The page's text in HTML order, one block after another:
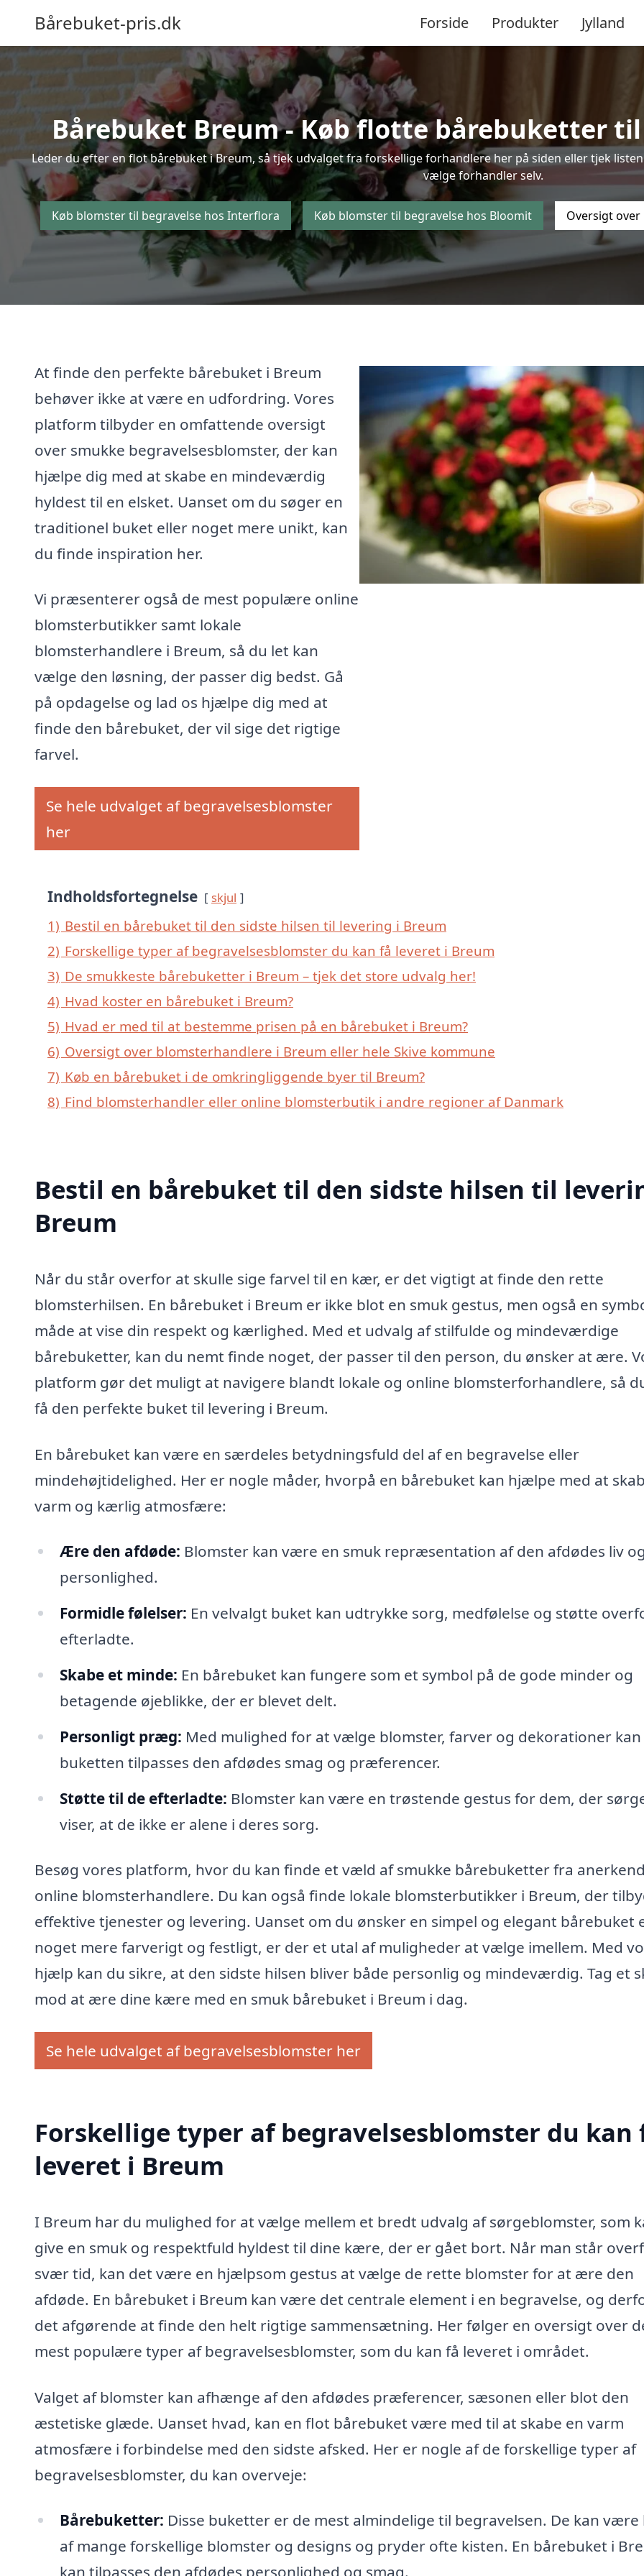
Bårebuket-pris.dk Forside Produkter Jylland
Bårebuket Breum - Køb flotte bårebuketter
Leder du efter en flot bårebuket i Breum, så tjek udvalget fra forskellige forhandlere her på siden eller tjek
vælge forhandler selv.
Køb blomster til begravelse hos Interflora Køb blomster til begravelse hos Bloomit Oversigt
At finde den perfekte bårebuket i Breum
behøver ikke at være en udfordring. Vores
platform tilbyder en omfattende oversigt
over smukke begravelsesblomster, der kan
hjælpe dig med at skabe en mindeværdig
hyldest til en elsket. Uanset om du søger en
traditionel buket eller noget mere unikt, kan
du finde inspiration her.
Vi præsenterer også de mest populære online
blomsterbutikker samt lokale
blomsterhandlere i Breum, så du let kan
vælge den løsning, der passer dig bedst. Gå
på opdagelse og lad os hjælpe dig med at
finde den bårebuket, der vil sige det rigtige
farvel.
Se hele udvalget af begravelsesblomster
her
Indholdsfortegnelse skjul
1) Bestil en bårebuket til den sidste hilsen til levering i Breum
2) Forskellige typer af begravelsesblomster du kan få leveret i Breum
3) De smukkeste bårebuketter i Breum – tjek det store udvalg her!
4) Hvad koster en bårebuket i Breum?
5) Hvad er med til at bestemme prisen på en bårebuket i Breum?
6) Oversigt over blomsterhandlere i Breum eller hele Skive kommune
7) Køb en bårebuket i de omkringliggende byer til Breum?
8) Find blomsterhandler eller online blomsterbutik i andre regioner af Danmark
Bestil en bårebuket til den sidste hilsen til
Breum
Når du står overfor at skulle sige farvel til en kær, er det vigtigt at finde den rette
blomsterhilsen. En bårebuket i Breum er ikke blot en smuk gestus, men også en
måde at vise din respekt og kærlighed. Med et udvalg af stilfulde og mindeværdige
bårebuketter, kan du nemt finde noget, der passer til den person, du ønsker at ære.
platform gør det muligt at navigere blandt lokale og online blomsterforhandlere, så
få den perfekte buket til levering i Breum.
En bårebuket kan være en særdeles betydningsfuld del af en begravelse eller
mindehøjtidelighed. Her er nogle måder, hvorpå en bårebuket kan hjælpe med at
varm og kærlig atmosfære:
Ære den afdøde: Blomster kan være en smuk repræsentation af den afdødes liv
personlighed.
Formidle følelser: En velvalgt buket kan udtrykke sorg, medfølelse og støtte
efterladte.
Skabe et minde: En bårebuket kan fungere som et symbol på de gode minder og
betagende øjeblikke, der er blevet delt.
Personligt præg: Med mulighed for at vælge blomster, farver og dekorationer kan
buketten tilpasses den afdødes smag og præferencer.
Støtte til de efterladte: Blomster kan være en trøstende gestus for dem, der
viser, at de ikke er alene i deres sorg.
Besøg vores platform, hvor du kan finde et væld af smukke bårebuketter fra
online blomsterhandlere. Du kan også finde lokale blomsterbutikker i Breum, der
effektive tjenester og levering. Uanset om du ønsker en simpel og elegant bårebuket
noget mere farverigt og festligt, er der et utal af muligheder at vælge imellem. Med
hjælp kan du sikre, at den sidste hilsen bliver både personlig og mindeværdig. Tag et
mod at ære dine kære med en smuk bårebuket i Breum i dag.
Se hele udvalget af begravelsesblomster her
Forskellige typer af begravelsesblomster du kan
leveret i Breum
I Breum har du mulighed for at vælge mellem et bredt udvalg af sørgeblomster, som
give en smuk og respektfuld hyldest til dine kære, der er gået bort. Når man står
svær tid, kan det være en hjælpsom gestus at vælge de rette blomster for at ære den
afdøde. En bårebuket i Breum kan være det centrale element i en begravelse, og
det afgørende at finde den helt rigtige sammensætning. Her følger en oversigt over
mest populære typer af begravelsesblomster, som du kan få leveret i området.
Valget af blomster kan afhænge af den afdødes præferencer, sæsonen eller blot den
æstetiske glæde. Uanset hvad, kan en flot bårebuket være med til at skabe en varm
atmosfære i forbindelse med den sidste afsked. Her er nogle af de forskellige typer af
begravelsesblomster, du kan overveje:
Bårebuketter: Disse buketter er de mest almindelige til begravelsen. De kan være
af mange forskellige blomster og designs og pryder ofte kisten. En bårebuket i
kan tilpasses den afdødes personlighed og smag.